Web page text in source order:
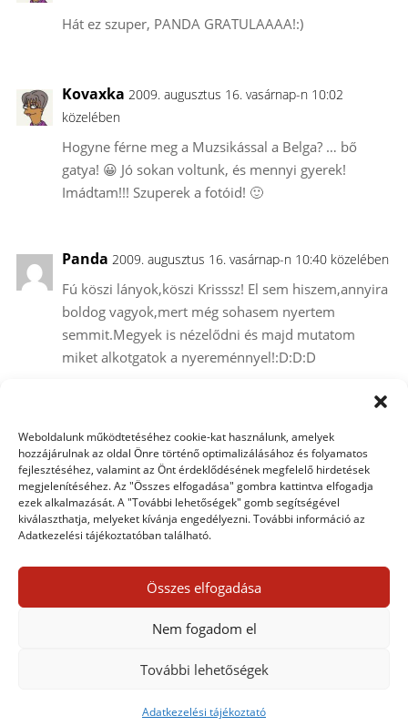
Weboldalunk működtetéséhez cookie-kat használunk, amelyek
hozzájárulnak az oldal Önre történő optimalizálásához és folyamatos
fejlesztéséhez, valamint az Önt érdeklődésének megfelelő hirdetések
megjelenítéséhez. Az "Összes elfogadása" gombra kattintva elfogadja
ezek alkalmazását. A "További lehetőségek" gomb segítségével
kiválaszthatja, melyeket kívánja engedélyezni. További információ az
Adatkezelési tájékoztatóban található.
Összes elfogadása
Nem fogadom el
További lehetőségek
Adatkezelési tájékoztató
Hát ez szuper, PANDA GRATULAAAA!:)
Kovaxka 2009. augusztus 16. vasárnap-n 10:02
közelében
Hogyne férne meg a Muzsikással a Belga? … bő
gatya! 😀 Jó sokan voltunk, és mennyi gyerek!
Imádtam!!! Szuperek a fotóid! 🙂
Panda 2009. augusztus 16. vasárnap-n 10:40 közelében
Fú köszi lányok,köszi Krisssz! El sem hiszem,annyira
boldog vagyok,mert még sohasem nyertem
semmit.Megyek is nézelődni és majd mutatom
miket alkotgatok a nyereménnyel!:D:D:D
közelében
Nekem is van egy oldalam, csak innen – nyaralás =
mobilnet – nem tudom feltölteni. De azért utólag
majd megmutatom.
Panda, nagy gratula Neked! 🙂
Egy hozzászólás elküldése
Hozzászólás küldéséhezbe kell jelentkezni